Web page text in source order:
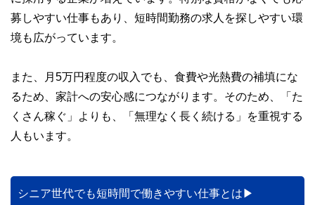
募しやすい仕事もあり、短時間勤務の求人を探しやすい環
境も広がっています。
また、月5万円程度の収入でも、食費や光熱費の補填にな
るため、家計への安心感につながります。そのため、「た
くさん稼ぐ」よりも、「無理なく長く続ける」を重視する
人もいます。
シニア世代でも短時間で働きやすい仕事とは